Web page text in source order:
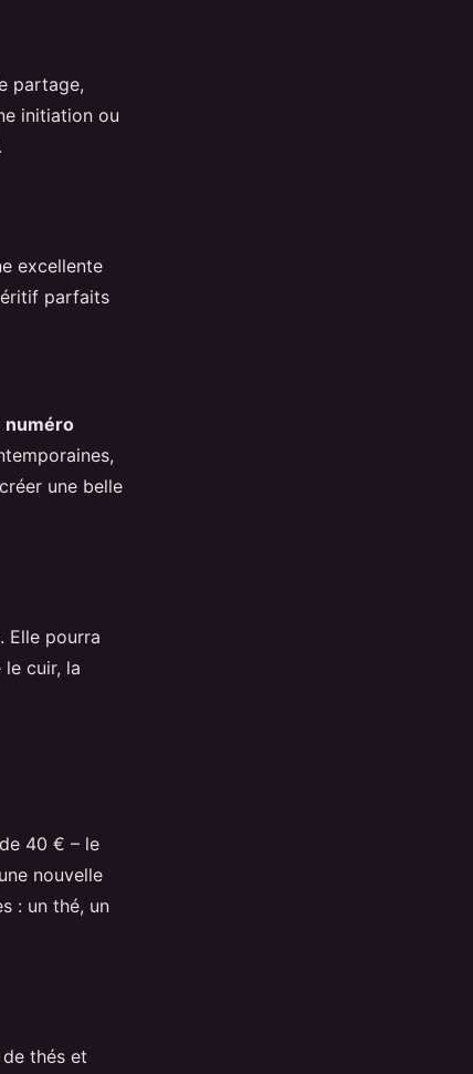
partage,
initiation ou
excellente
parfaits
numéro
une belle
Elle pourra
cuir, la
40 € – le
nouvelle
: un thé, un
thés et